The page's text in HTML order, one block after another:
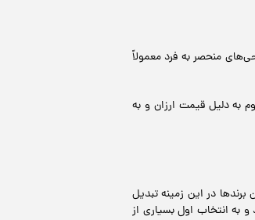
منحصر به فرد معمولاً
به دلیل قیمت ارزان و به
در این زمینه تبدیل
به انتخاب اول بسیاری از